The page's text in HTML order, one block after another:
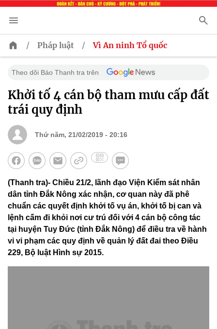
/ Pháp luật / Vì An ninh Tổ quốc
Theo dõi Báo Thanh tra trên
Khởi tố 4 cán bộ tham mưu cấp đất
trái quy định
Thứ năm, 21/02/2019 - 20:16
(Thanh tra)- Chiều 21/2, lãnh đạo Viện Kiểm sát nhân
dân tỉnh Đắk Nông xác nhận, cơ quan này đã phê
chuẩn các quyết định khởi tố vụ án, khởi tố bị can và
lệnh cấm đi khỏi nơi cư trú đối với 4 cán bộ công tác
tại huyện Tuy Đức (tỉnh Đắk Nông) để điều tra về hành
vi vi phạm các quy định về quản lý đất đai theo Điều
229, Bộ luật Hình sự 2015.